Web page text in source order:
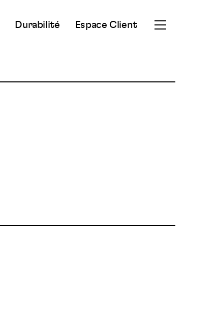
Durabilité Espace Client
Ouvrir